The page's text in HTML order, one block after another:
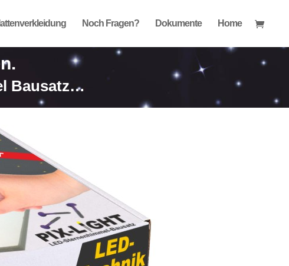
Noch Fragen? Dokumente Home
Bausatz…